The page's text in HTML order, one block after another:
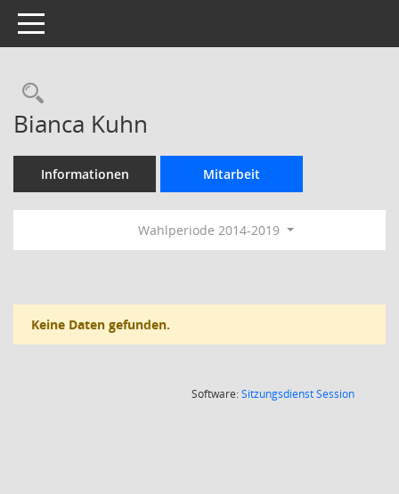
Toggle navigation
Rechercheauswahl
Bianca Kuhn
Informationen Mitarbeit
Wahlperiode 2014-2019
Keine Daten gefunden.
Software:SitzungsdienstSession(Wird in